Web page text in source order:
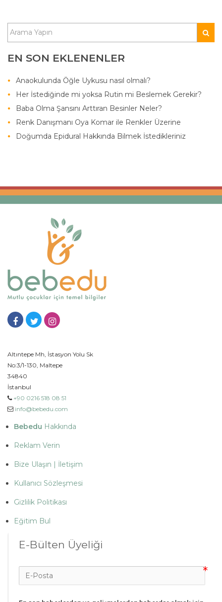
EN SON EKLENENLER
Anaokulunda Öğle Uykusu nasıl olmalı?
Her İstediğinde mi yoksa Rutin mi Beslemek Gerekir?
Baba Olma Şansını Arttıran Besinler Neler?
Renk Danışmanı Oya Komar ile Renkler Üzerine
Doğumda Epidural Hakkında Bilmek İstedikleriniz
Altıntepe Mh, İstasyon Yolu Sk
No:3/1-130, Maltepe
34840
İstanbul
+90 0216 518 08 51
info@bebedu.com
Bebedu Hakkında
Reklam Verin
Bize Ulaşın | İletişim
Kullanıcı Sözleşmesi
Gizlilik Politikası
Eğitim Bul
E-Bülten Üyeliği